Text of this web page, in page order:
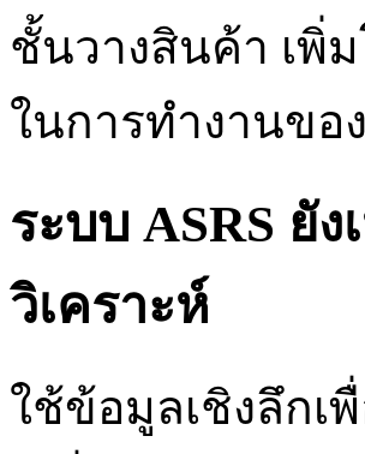
ชั้นวางสินค้า เพิ่
ในการทำงานขอ
ระบบ ASRS ยั
วิเคราะห์
ใช้ข้อมูลเชิงลึกเ